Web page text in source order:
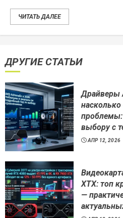
ЧИТАТЬ ДАЛЕЕ
ДРУГИЕ СТАТЬИ
Драйверы
выбору с
АПР 12, 2026
XTX: топ
—